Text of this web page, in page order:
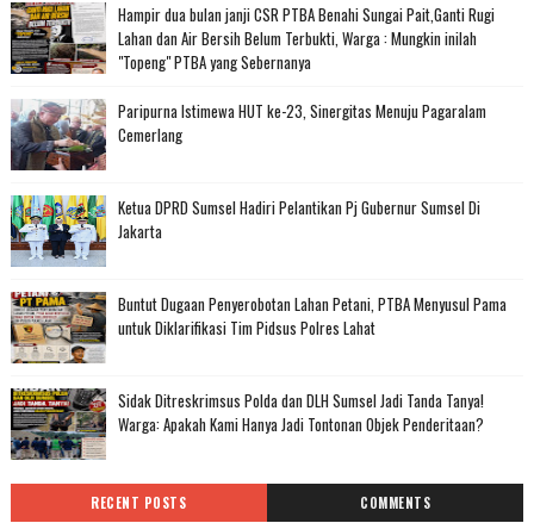
Hampir dua bulan janji CSR PTBA Benahi Sungai Pait,Ganti Rugi
Lahan dan Air Bersih Belum Terbukti, Warga : Mungkin inilah
"Topeng" PTBA yang Sebernanya
Paripurna Istimewa HUT ke-23, Sinergitas Menuju Pagaralam
Cemerlang
Ketua DPRD Sumsel Hadiri Pelantikan Pj Gubernur Sumsel Di
Jakarta
Buntut Dugaan Penyerobotan Lahan Petani, PTBA Menyusul Pama
untuk Diklarifikasi Tim Pidsus Polres Lahat
Sidak Ditreskrimsus Polda dan DLH Sumsel Jadi Tanda Tanya!
Warga: Apakah Kami Hanya Jadi Tontonan Objek Penderitaan?
RECENT POSTS COMMENTS